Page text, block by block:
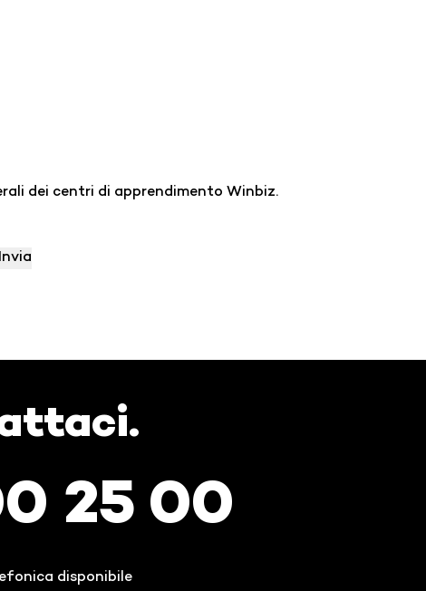
dei centri di apprendimento Winbiz.
25 00
disponibile